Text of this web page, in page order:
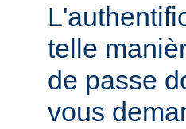
telle
de passe
vous